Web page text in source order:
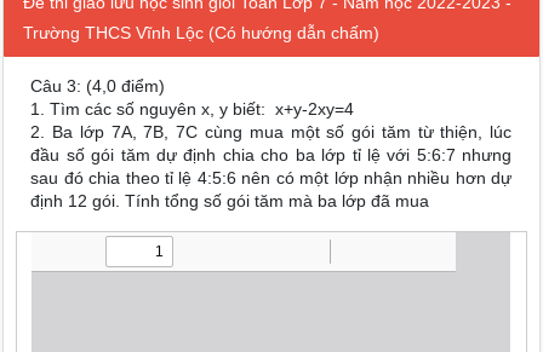
Trường THCS Vĩnh Lộc (Có hướng dẫn chấm)
Câu 3: (4,0 điểm)
1. Tìm các số nguyên x, y biết: x+y-2xy=4
2. Ba lớp 7A, 7B, 7C cùng mua một số gói tăm từ thiện, lúc
đầu số gói tăm dự định chia cho ba lớp tỉ lệ với 5:6:7 nhưng
sau đó chia theo tỉ lệ 4:5:6 nên có một lớp nhận nhiều hơn dự
định 12 gói. Tính tổng số gói tăm mà ba lớp đã mua